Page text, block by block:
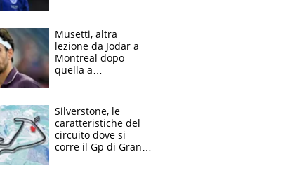
squadra"
Musetti, altra
lezione da Jodar a
Montreal dopo
quella a
tutto"
Silverstone, le
caratteristiche del
circuito dove si
corre il Gp di Gran